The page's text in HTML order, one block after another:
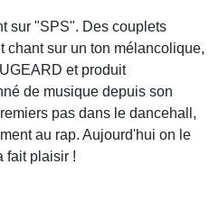
sur "SPS". Des couplets
chant sur un ton mélancolique,
et produit
de musique depuis son
pas dans le dancehall,
au rap. Aujourd'hui on le
fait plaisir !